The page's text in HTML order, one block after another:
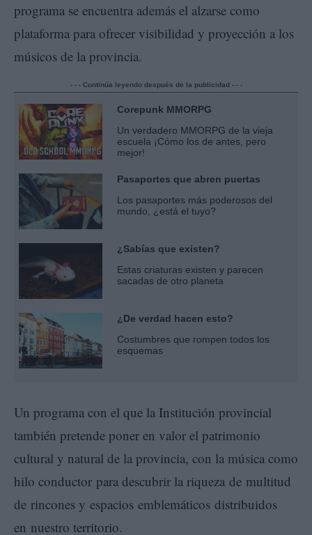
programa se encuentra además el alzarse como
plataforma para ofrecer visibilidad y proyección a los
músicos de la provincia.
- - - Continúa leyendo después de la publicidad - - -
Corepunk MMORPG
Un verdadero MMORPG de la vieja
escuela ¡Cómo los de antes, pero
mejor!
Pasaportes que abren puertas
Los pasaportes más poderosos del
mundo, ¿está el tuyo?
¿Sabías que existen?
Estas criaturas existen y parecen
sacadas de otro planeta
¿De verdad hacen esto?
Costumbres que rompen todos los
esquemas
Un programa con el que la Institución provincial
también pretende poner en valor el patrimonio
cultural y natural de la provincia, con la música como
hilo conductor para descubrir la riqueza de multitud
de rincones y espacios emblemáticos distribuidos
en nuestro territorio.